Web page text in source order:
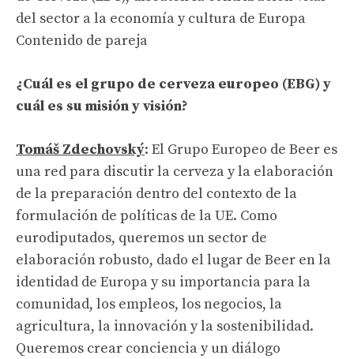
del sector a la economía y cultura de Europa
Contenido de pareja
¿Cuál es el grupo de cerveza europeo (EBG) y
cuál es su misión y visión?
Tomáš Zdechovský: El Grupo Europeo de Beer es
una red para discutir la cerveza y la elaboración
de la preparación dentro del contexto de la
formulación de políticas de la UE. Como
eurodiputados, queremos un sector de
elaboración robusto, dado el lugar de Beer en la
identidad de Europa y su importancia para la
comunidad, los empleos, los negocios, la
agricultura, la innovación y la sostenibilidad.
Queremos crear conciencia y un diálogo